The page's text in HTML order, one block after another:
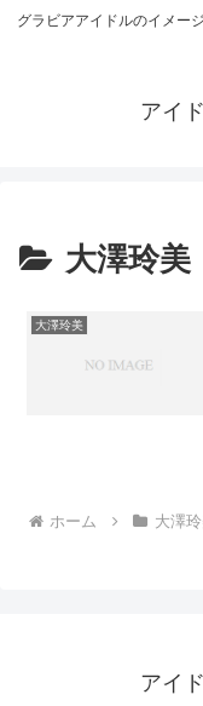
グラビアアイドルのイメー
アイ
大澤玲美
大澤玲美
ホーム 大澤
アイ